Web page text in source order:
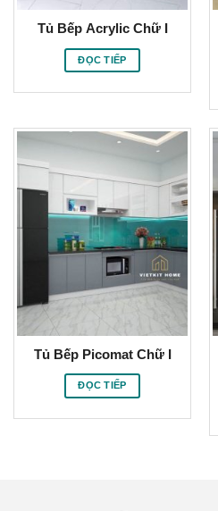
Tủ Bếp Acrylic Chữ I
ĐỌC TIẾP
Tủ Bếp Picomat Chữ I
ĐỌC TIẾP